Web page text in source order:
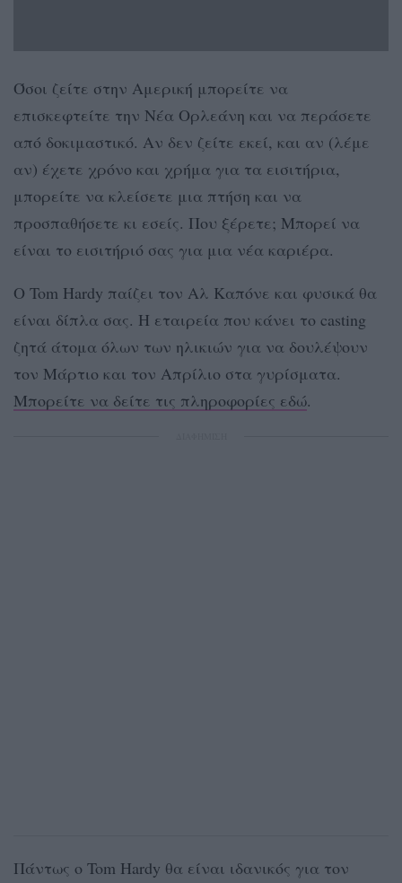
Όσοι ζείτε στην Αμερική μπορείτε να
επισκεφτείτε την Νέα Ορλεάνη και να περάσετε
από δοκιμαστικό. Αν δεν ζείτε εκεί, και αν (λέμε
αν) έχετε χρόνο και χρήμα για τα εισιτήρια,
μπορείτε να κλείσετε μια πτήση και να
προσπαθήσετε κι εσείς. Που ξέρετε; Μπορεί να
είναι το εισιτήριό σας για μια νέα καριέρα.
Ο Tom Hardy παίζει τον Αλ Καπόνε και φυσικά θα
είναι δίπλα σας. Η εταιρεία που κάνει το casting
ζητά άτομα όλων των ηλικιών για να δουλέψουν
τον Μάρτιο και τον Απρίλιο στα γυρίσματα.
Μπορείτε να δείτε τις πληροφορίες εδώ.
Πάντως ο Tom Ηardy θα είναι ιδανικός για τον